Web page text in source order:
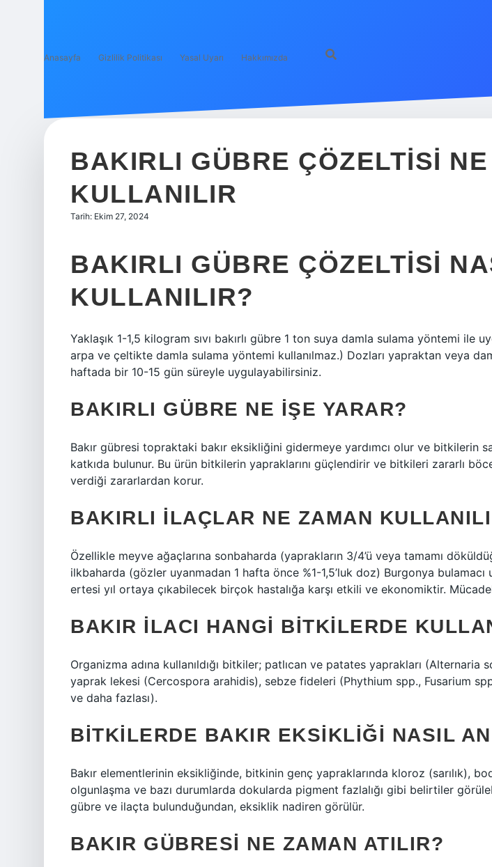
Anasayfa Gizlilik Politikası Yasal Uyarı Hakkımızda
BAKIRLI GÜBRE ÇÖZELTISI
KULLANILIR
Tarih: Ekim 27, 2024
BAKIRLI GÜBRE ÇÖZELTISI
KULLANILIR?
Yaklaşık 1-1,5 kilogram sıvı bakırlı gübre 1 ton suya damla sulama yöntemi ile
arpa ve çeltikte damla sulama yöntemi kullanılmaz.) Dozları yapraktan veya
haftada bir 10-15 gün süreyle uygulayabilirsiniz.
BAKIRLI GÜBRE NE IŞE YARAR?
Bakır gübresi topraktaki bakır eksikliğini gidermeye yardımcı olur ve bitkilerin
katkıda bulunur. Bu ürün bitkilerin yapraklarını güçlendirir ve bitkileri zararlı
verdiği zararlardan korur.
BAKIRLI ILAÇLAR NE ZAMAN
Özellikle meyve ağaçlarına sonbaharda (yaprakların 3/4’ü veya tamamı
ilkbaharda (gözler uyanmadan 1 hafta önce %1-1,5’luk doz) Burgonya bulamacı
ertesi yıl ortaya çıkabilecek birçok hastalığa karşı etkili ve ekonomiktir.
BAKIR ILACI HANGI BITKILERDE
Organizma adına kullanıldığı bitkiler; patlıcan ve patates yaprakları (Alternaria
yaprak lekesi (Cercospora arahidis), sebze fideleri (Phythium spp., Fusarium
ve daha fazlası).
BITKILERDE BAKIR EKSIKLIĞI NASIL
Bakır elementlerinin eksikliğinde, bitkinin genç yapraklarında kloroz (sarılık),
olgunlaşma ve bazı durumlarda dokularda pigment fazlalığı gibi belirtiler
gübre ve ilaçta bulunduğundan, eksiklik nadiren görülür.
BAKIR GÜBRESI NE ZAMAN ATILIR?